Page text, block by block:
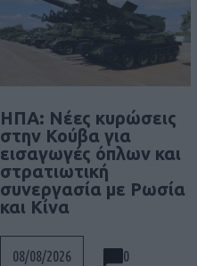
ΗΠΑ: Νέες κυρώσεις
στην Κούβα για
εισαγωγές όπλων και
στρατιωτική
συνεργασία με Ρωσία
και Κίνα
08/08/2026 0